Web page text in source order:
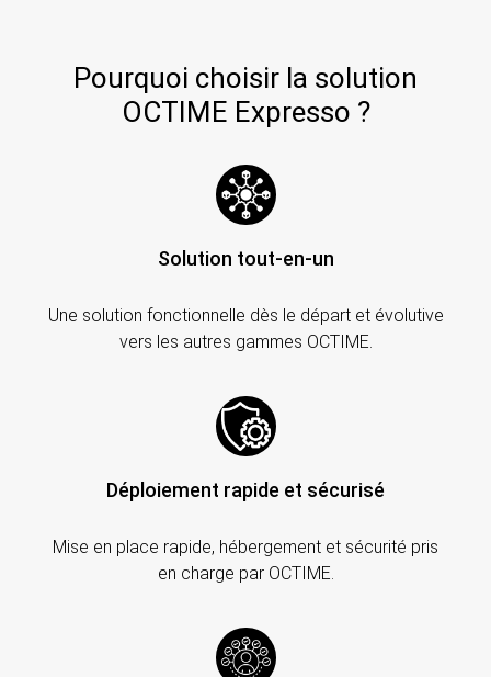
Pourquoi choisir la solution
OCTIME Expresso ?
Solution tout-en-un
Une solution fonctionnelle dès le départ et évolutive
vers les autres gammes OCTIME.
Déploiement rapide et sécurisé
Mise en place rapide, hébergement et sécurité pris
en charge par OCTIME.